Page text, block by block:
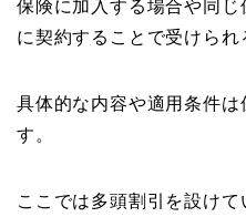
保険に加入する場合や同
に契約することで受けられ
具体的な内容や適用条件は
す。
ここでは多頭割引を設け